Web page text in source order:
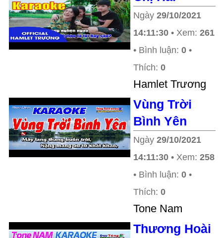
Ngày 29/10/2021
14:11:30 • Xem: 261
• Bình luận: 0 •
Thích: 0
Hamlet Trương
Vùng Trời
Bình Yên
Ngày 29/10/2021
14:11:30 • Xem: 258
• Bình luận: 0 •
Thích: 0
Tone Nam
Thương Hoài